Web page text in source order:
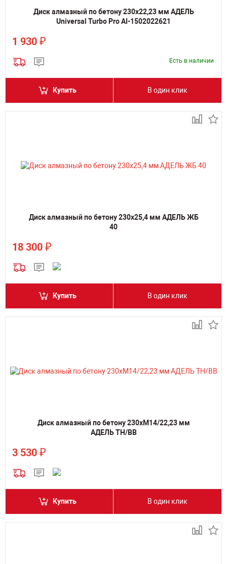
Диск алмазный по бетону 230х22,23 мм АДЕЛЬ
Universal Turbo Pro AI-1502022621
1 930 ₽
Есть в наличии
Купить В один клик
Диск алмазный по бетону 230х25,4 мм АДЕЛЬ ЖБ
40
18 300 ₽
Купить В один клик
Диск алмазный по бетону 230хM14/22,23 мм
АДЕЛЬ TH/BB
3 530 ₽
Купить В один клик